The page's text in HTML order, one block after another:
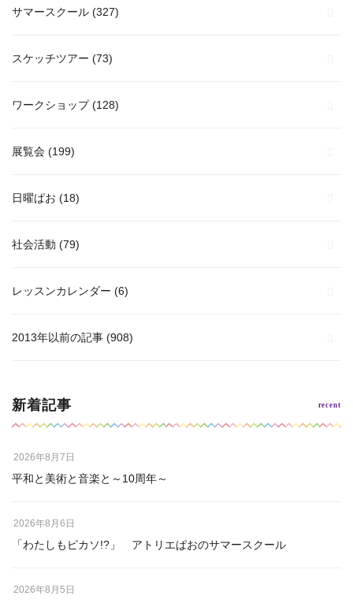
サマースクール (327)
スケッチツアー (73)
ワークショップ(128)
展覧会 (199)
日曜ぱお (18)
社会活動 (79)
レッスンカレンダー (6)
2013年以前の記事 (908)
新着記事
平和と美術と音楽と～10周年～
2026年8月7日
「わたしもピカソ!?」 アトリエぱおのサマースクール
2026年8月6日
2026年8月5日